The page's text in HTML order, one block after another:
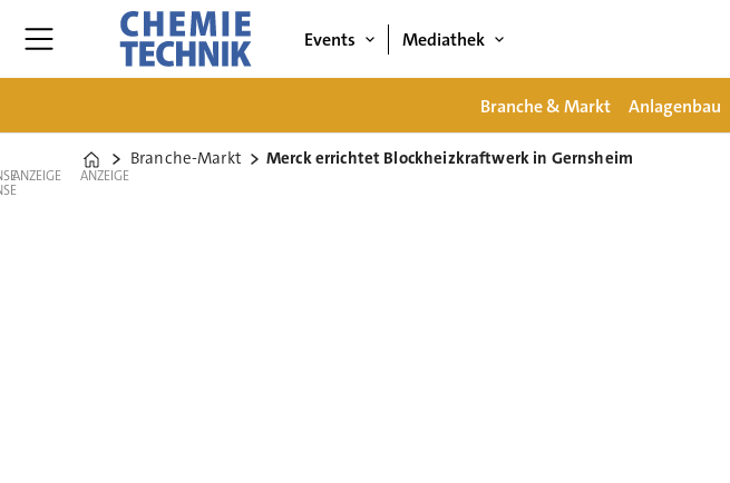
Events Mediathek
Branche & Markt Anlagenbau
Home
Branche-Markt Merck errichtet Blockheizkraftwerk in Gernsheim
ANZEIGE ANZEIGE